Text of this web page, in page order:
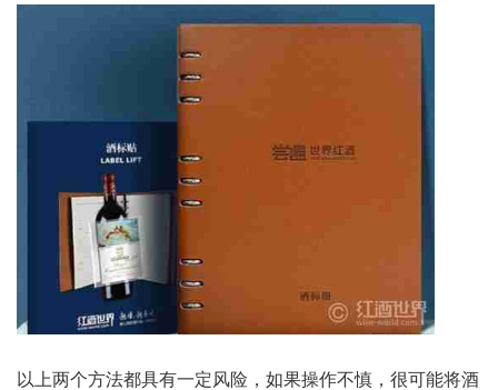
以上两个方法都具有一定风险，如果操作不慎，很可能将酒